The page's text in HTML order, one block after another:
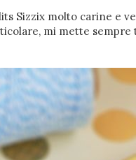
Sizzix molto carine e
mi mette sempre